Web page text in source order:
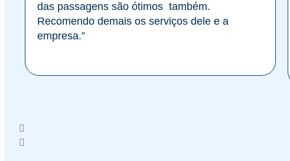
das passagens são ótimos também.
Recomendo demais os serviços dele e a
empresa.”